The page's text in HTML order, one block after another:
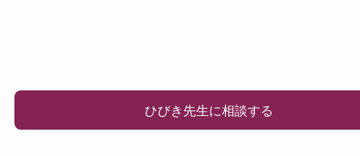
ひびき先生に相談する